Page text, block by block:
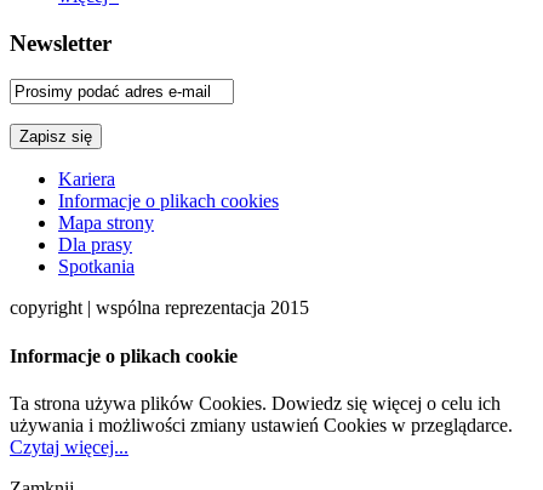
Newsletter
Kariera
Informacje o plikach cookies
Mapa strony
Dla prasy
Spotkania
copyright | wspólna reprezentacja 2015
Informacje o plikach cookie
Ta strona używa plików Cookies. Dowiedz się więcej o celu ich
używania i możliwości zmiany ustawień Cookies w przeglądarce.
Czytaj więcej...